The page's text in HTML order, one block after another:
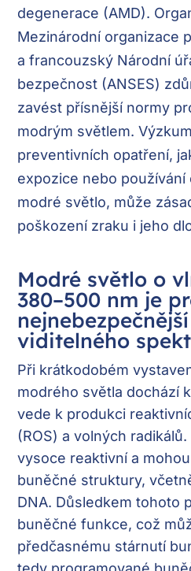
degenerace (AMD).
Mezinárodní organizace
a francouzský Národní
bezpečnost (ANSES)
zavést přísnější normy
modrým světlem.
preventivních opatření,
expozice nebo
modré světlo, může
poškození zraku i jeho
Modré světlo o
380–500 nm je
viditelného
Při krátkodobém
modrého světla dochází
vede k produkci
(ROS) a volných
vysoce reaktivní a
buněčné struktury,
DNA. Důsledkem tohoto
buněčné funkce, což
předčasnému stárnutí